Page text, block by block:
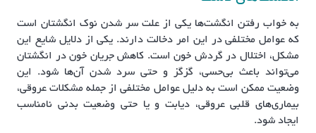
به خواب رفتن انگشت‌ها یکی از علت سر شدن نوک انگشتان است
که عوامل مختلفی در این امر دخالت دارند. یکی از دلایل شایع این
مشکل، اختلال در گردش خون است. کاهش جریان خون در انگشتان
می‌تواند باعث بی‌حسی، گزگز و حتی سرد شدن آن‌ها شود. این
وضعیت ممکن است به دلیل عوامل مختلفی از جمله مشکلات عروقی،
بیماری‌های قلبی عروقی، دیابت و یا حتی وضعیت بدنی نامناسب
ایجاد شود.